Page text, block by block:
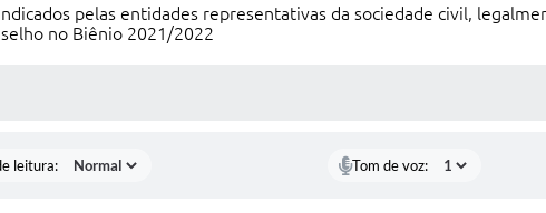
pelas entidades representativas da sociedade civil,
no Biênio 2021/2022
leitura: Tom de voz: